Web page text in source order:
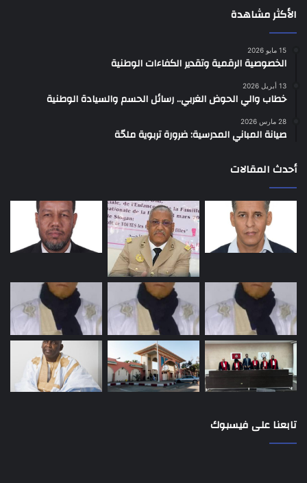
الأكثر مشاهدة
15 مايو 2026
الخصوصية الرقمية وتقدير الكفاءات الوطنية
13 أبريل 2026
خطاب والي الحوض الغربي.. رسائل الحسم والسيادة الوطنية
28 مارس 2026
صيانة المباني المدرسية: ضرورة تربوية ملحّة
أحدث المقالات
تابعنا على فيسبوك